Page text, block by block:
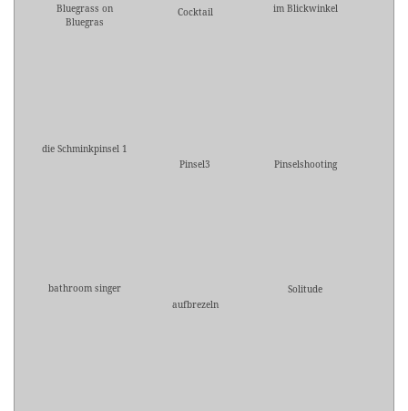
Bluegrass on
Bluegras
Cocktail im Blickwinkel
die Schminkpinsel 1
Pinsel3
Pinselshooting
bathroom singer
aufbrezeln
Solitude